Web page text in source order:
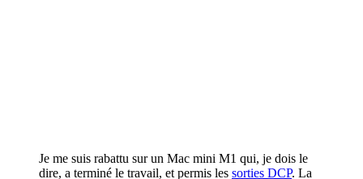
Je me suis rabattu sur un Mac mini M1 qui, je dois le
dire, a terminé le travail, et permis les sorties DCP. La